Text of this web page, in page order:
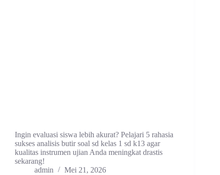
Ingin evaluasi siswa lebih akurat? Pelajari 5 rahasia
sukses analisis butir soal sd kelas 1 sd k13 agar
kualitas instrumen ujian Anda meningkat drastis
sekarang!
admin
Mei 21, 2026